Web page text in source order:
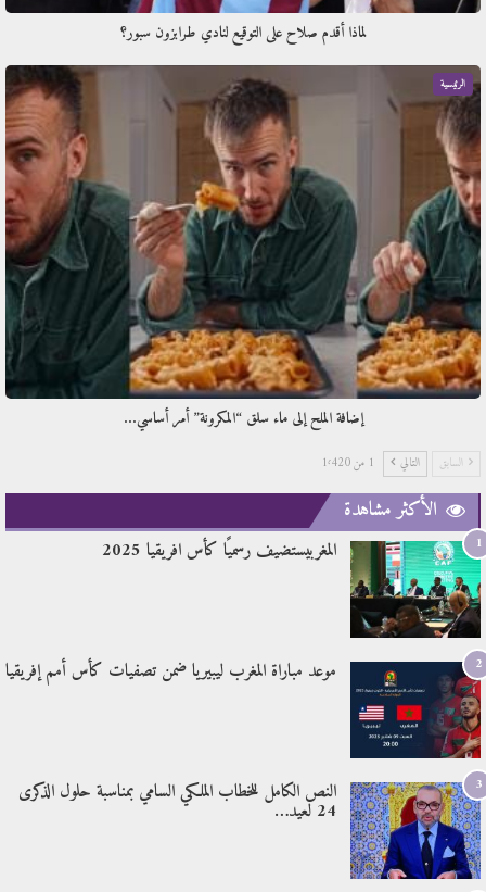
لماذا أقدم صلاح على التوقيع لنادي طرابزون سبور؟
الرئيسية
إضافة الملح إلى ماء سلق “المكرونة” أمر أساسي…
السابق التالي 1 من 1٬420
الأكثر مشاهدة
1 المغربيستضيف رسميًا كأس افريقيا 2025
2 موعد مباراة المغرب ليبيريا ضمن تصفيات كأس أمم إفريقيا
3 النص الكامل للخطاب الملكي السامي بمناسبة حلول الذكرى
24 لعيد…